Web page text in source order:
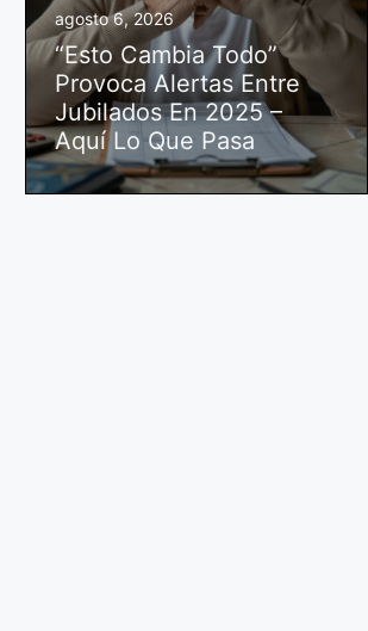
agosto 6, 2026
“Esto Cambia Todo”
Provoca Alertas Entre
Jubilados En 2025 –
Aquí Lo Que Pasa